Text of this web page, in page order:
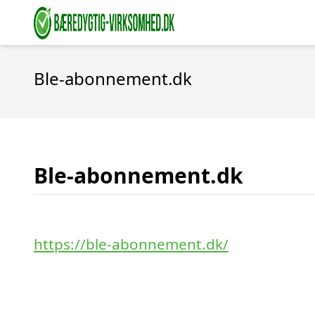
Ble-abonnement.dk
Ble-abonnement.dk
https://ble-abonnement.dk/